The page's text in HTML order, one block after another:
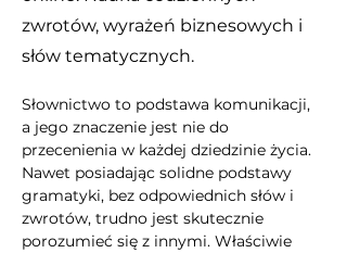
zwrotów, wyrażeń biznesowych i
słów tematycznych.
Słownictwo to podstawa komunikacji,
a jego znaczenie jest nie do
przecenienia w każdej dziedzinie życia.
Nawet posiadając solidne podstawy
gramatyki, bez odpowiednich słów i
zwrotów, trudno jest skutecznie
porozumieć się z innymi. Właściwie